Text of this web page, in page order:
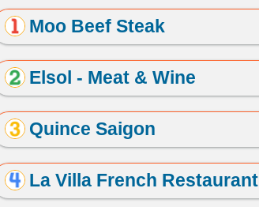
Moo Beef Steak
Elsol - Meat & Wine
Quince Saigon
La Villa French Restaurant